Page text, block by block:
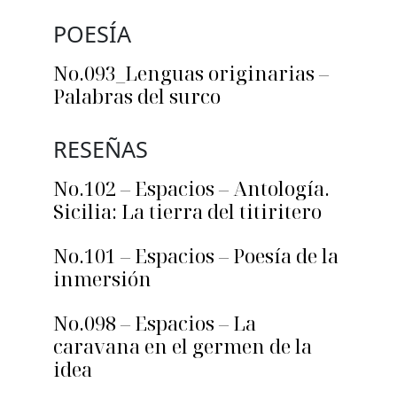
POESÍA
No.093_Lenguas originarias –
Palabras del surco
RESEÑAS
No.102 – Espacios – Antología.
Sicilia: La tierra del titiritero
No.101 – Espacios – Poesía de la
inmersión
No.098 – Espacios – La
caravana en el germen de la
idea